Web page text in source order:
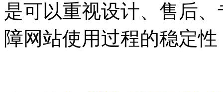
是可以重视设计、售后
障网站使用过程的稳定